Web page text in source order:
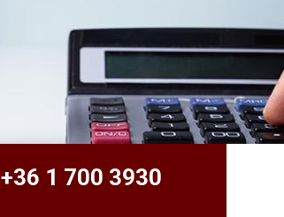
+36 1 700 3930